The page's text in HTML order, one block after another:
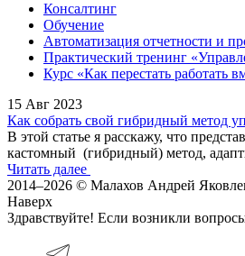
Консалтинг
Обучение
Автоматизация отчетности и
Практический тренинг
Курс «Как перестать работать
15 Авг 2023
Как собрать свой гибридный метод
В этой статье я расскажу, что
кастомный (гибридный) метод,
Читать далее
2014–2026 © Малахов Андрей
Наверх
Здравствуйте! Если возникли